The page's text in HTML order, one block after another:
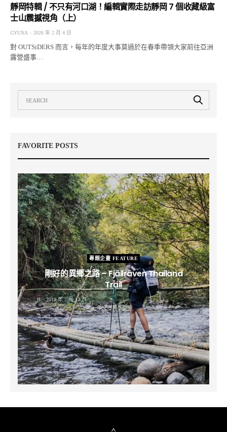
靜岡特輯 / 不只有河口湖！編輯實際走訪靜岡 7 個收藏級富
士山震撼視角（上）
GYUNA 2026 年 2 月 4 日
對 OUTSiDERS 而言，每年的年度大事莫過於在春季帶領大家前往亞洲
露營盛事…
FAVORITE POSTS
專題企畫 FEATURE
剛好的異鄉之路 – Fjällräven Thailand
Trail
B 2019 年 2 月 12 日